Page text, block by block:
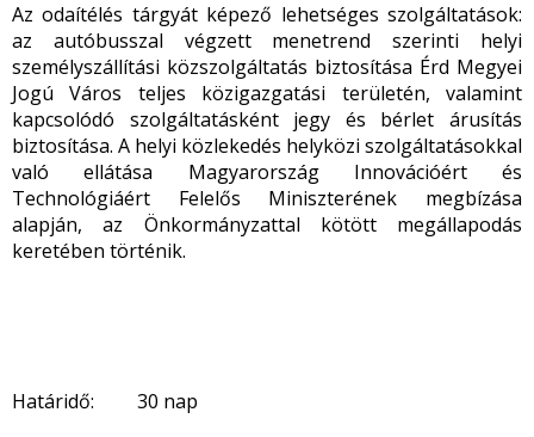
Az odaítélés tárgyát képező lehetséges szolgáltatások:
az autóbusszal végzett menetrend szerinti helyi
személyszállítási közszolgáltatás biztosítása Érd Megyei
Jogú Város teljes közigazgatási területén, valamint
kapcsolódó szolgáltatásként jegy és bérlet árusítás
biztosítása. A helyi közlekedés helyközi szolgáltatásokkal
való ellátása Magyarország Innovációért és
Technológiáért Felelős Miniszterének megbízása
alapján, az Önkormányzattal kötött megállapodás
keretében történik.
Határidő: 30 nap